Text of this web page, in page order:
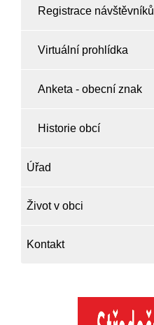
Registrace návštěvníků
Virtuální prohlídka
Anketa - obecní znak
Historie obcí
Úřad
Život v obci
Kontakt